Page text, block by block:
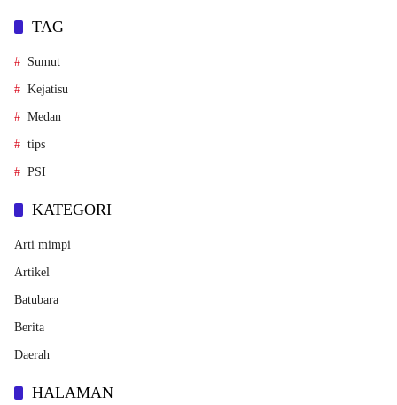
TAG
Sumut
Kejatisu
Medan
tips
PSI
KATEGORI
Arti mimpi
Artikel
Batubara
Berita
Daerah
HALAMAN